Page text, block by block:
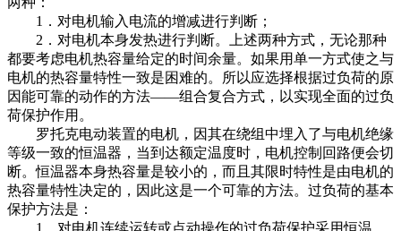
1．对电机输入电流的增减进行判断；
2．对电机本身发热进行判断。上述两种方式，无论那种
都要考虑电机热容量给定的时间余量。如果用单一方式使之与
电机的热容量特性一致是困难的。所以应选择根据过负荷的原
因能可靠的动作的方法——组合复合方式，以实现全面的过负
荷保护作用。
罗托克电动装置的电机，因其在绕组中埋入了与电机绝缘
等级一致的恒温器，当到达额定温度时，电机控制回路便会切
断。恒温器本身热容量是较小的，而且其限时特性是由电机的
热容量特性决定的，因此这是一个可靠的方法。过负荷的基本
保护方法是：
1．对电机连续运转或点动操作的过负荷保护采用恒温